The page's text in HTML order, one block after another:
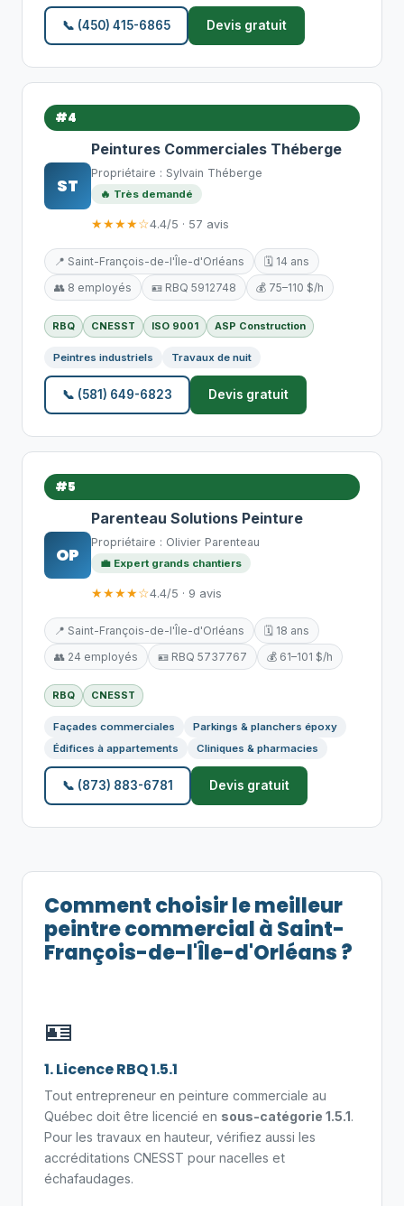
📞 (450) 415-6865 Devis gratuit
#4
ST
Peintures Commerciales Théberge
Propriétaire : Sylvain Théberge
🔥 Très demandé
★★★★☆4.4/5 · 57 avis
📍 Saint-François-de-l'Île-d'Orléans
🗓️ 14 ans
👥 8 employés
🪪 RBQ 5912748 💰 75–110 $/h
RBQ CNESST ISO 9001 ASP Construction
Peintres industriels Travaux de nuit
📞 (581) 649-6823 Devis gratuit
#5
OP
Parenteau Solutions Peinture
Propriétaire : Olivier Parenteau
💼 Expert grands chantiers
★★★★☆4.4/5 · 9 avis
📍 Saint-François-de-l'Île-d'Orléans
🗓️ 18 ans
👥 24 employés
🪪 RBQ 5737767 💰 61–101 $/h
RBQ CNESST
Façades commerciales
Parkings & planchers époxy
Édifices à appartements
Cliniques & pharmacies
📞 (873) 883-6781 Devis gratuit
Comment choisir le meilleur
peintre commercial à Saint-
François-de-l'Île-d'Orléans ?
🪪
1. Licence RBQ 1.5.1
Tout entrepreneur en peinture commerciale au
Québec doit être licencié en sous-catégorie 1.5.1.
Pour les travaux en hauteur, vérifiez aussi les
accréditations CNESST pour nacelles et
échafaudages.